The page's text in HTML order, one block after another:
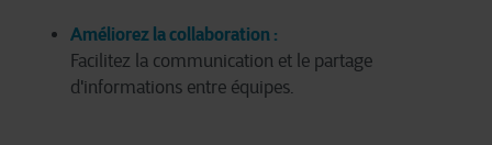
Améliorez la collaboration :
Facilitez la communication et le partage
d'informations entre équipes.